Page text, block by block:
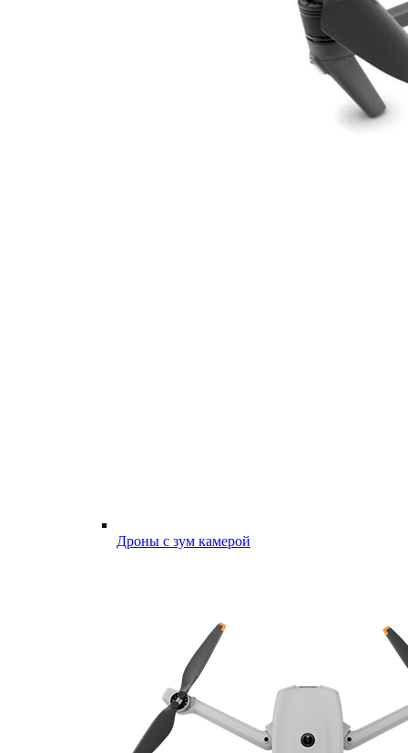
Дроны с зум камерой